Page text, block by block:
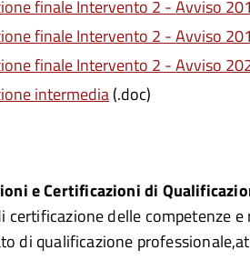
finale Intervento 2 - Avviso
finale Intervento 2 - Avviso
finale Intervento 2 - Avviso
intermedia(.doc)
e Certificazioni di
certificazione delle competenze
di qualificazione